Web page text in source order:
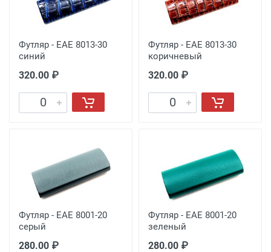
Футляр - EAE 8013-30
синий
320.00 ₽
Футляр - EAE 8013-30
коричневый
320.00 ₽
Футляр - EAE 8001-20
серый
280.00 ₽
Футляр - EAE 8001-20
зеленый
280.00 ₽